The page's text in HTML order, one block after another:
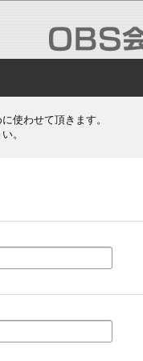
使わせて頂きます。
。